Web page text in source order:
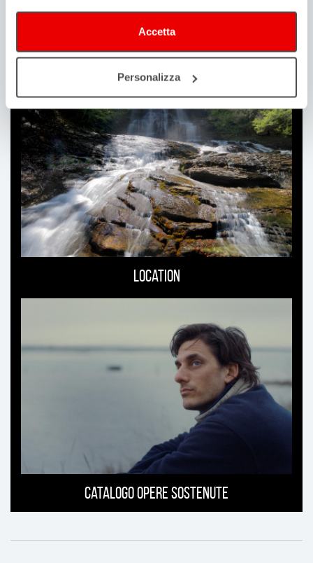
Accetta
Personalizza
Consulta | Iscriviti
Location
Catalogo opere sostenute